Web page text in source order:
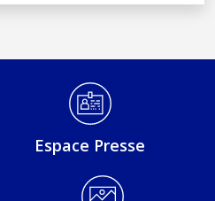
Espace Presse